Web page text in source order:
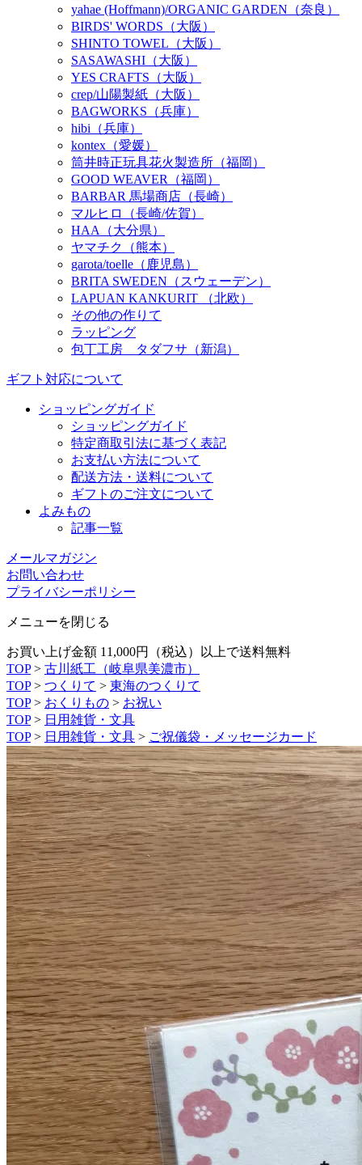
yahae (Hoffmann)/ORGANIC GARDEN（奈良）
BIRDS' WORDS（大阪）
SHINTO TOWEL（大阪）
SASAWASHI（大阪）
YES CRAFTS（大阪）
crep/山陽製紙（大阪）
BAGWORKS（兵庫）
hibi（兵庫）
kontex（愛媛）
筒井時正玩具花火製造所（福岡）
GOOD WEAVER（福岡）
BARBAR 馬場商店（長崎）
マルヒロ（長崎/佐賀）
HAA（大分県）
ヤマチク（熊本）
garota/toelle（鹿児島）
BRITA SWEDEN（スウェーデン）
LAPUAN KANKURIT （北欧）
その他の作りて
ラッピング
包丁工房 タダフサ（新潟）
ギフト対応について
ショッピングガイド
ショッピングガイド
特定商取引法に基づく表記
お支払い方法について
配送方法・送料について
ギフトのご注文について
よみもの
記事一覧
メールマガジン
お問い合わせ
プライバシーポリシー
メニューを閉じる
お買い上げ金額 11,000円（税込）以上で送料無料
TOP> 古川紙工（岐阜県美濃市）
TOP > つくりて > 東海のつくりて
TOP > おくりもの > お祝い
TOP > 日用雑貨・文具
TOP > 日用雑貨・文具 > ご祝儀袋・メッセージカード